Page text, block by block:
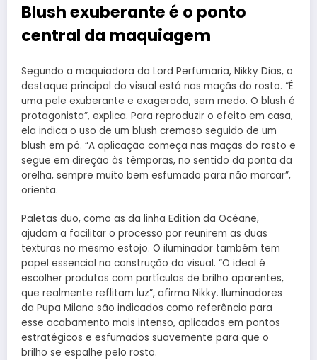
Blush exuberante é o ponto
central da maquiagem
Segundo a maquiadora da Lord Perfumaria, Nikky Dias, o
destaque principal do visual está nas maçãs do rosto. “É
uma pele exuberante e exagerada, sem medo. O blush é
protagonista”, explica. Para reproduzir o efeito em casa,
ela indica o uso de um blush cremoso seguido de um
blush em pó. “A aplicação começa nas maçãs do rosto e
segue em direção às têmporas, no sentido da ponta da
orelha, sempre muito bem esfumado para não marcar”,
orienta.
Paletas duo, como as da linha Edition da Océane,
ajudam a facilitar o processo por reunirem as duas
texturas no mesmo estojo. O iluminador também tem
papel essencial na construção do visual. “O ideal é
escolher produtos com partículas de brilho aparentes,
que realmente reflitam luz”, afirma Nikky. Iluminadores
da Pupa Milano são indicados como referência para
esse acabamento mais intenso, aplicados em pontos
estratégicos e esfumados suavemente para que o
brilho se espalhe pelo rosto.